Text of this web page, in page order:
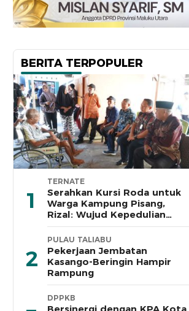
BERITA TERPOPULER
1
TERNATE
Serahkan Kursi Roda untuk
Warga Kampung Pisang,
Rizal: Wujud Kepedulian
Pemkot dan Baznas Ternate
2
PULAU TALIABU
Pekerjaan Jembatan
Kasango-Beringin Hampir
Rampung
DPPKB
Bersinergi dengan KPA Kota